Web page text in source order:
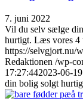
7. juni 2022
Vil du selv sælge
hurtigt. Læs vores 4
https://selvgjort.nu/
Redaktionen /wp-
17:27:442023-06-
din bolig solgt